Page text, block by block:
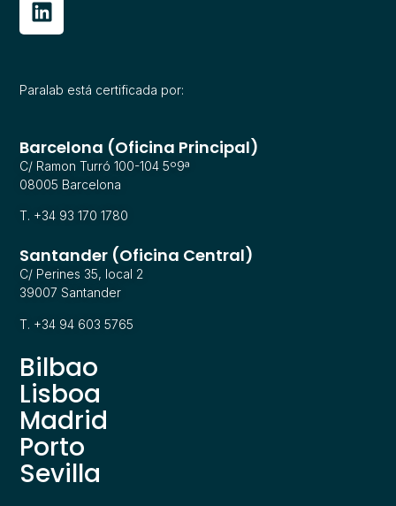
Paralab está certificada por:
Barcelona (Oficina Principal)
C/ Ramon Turró 100-104 5º9ª
08005 Barcelona
T. +34 93 170 1780
Santander (Oficina Central)
C/ Perines 35, local 2
39007 Santander
T. +34 94 603 5765
Bilbao
Lisboa
Madrid
Porto
Sevilla